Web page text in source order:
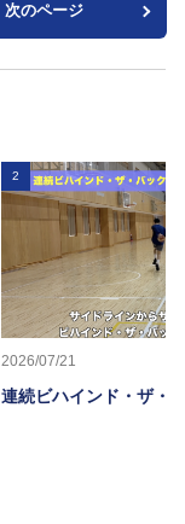
次のページ
2
2026/07/21
連続ビハインド・ザ・